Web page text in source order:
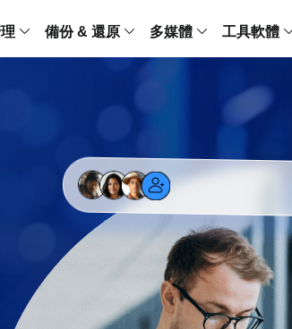
Wizard for Mac
(IOS & Android)
援
Recovery
磁區
Windows
Data
熱門教學
SD 卡救援
USB 救援
Data
Data
Android
Data
Data
Data
照片修復
線上工具
(線上) 影片
(線上) 照片
Partition Master Mac
Mac 磁碟分割管理工具
Disk Copy
磁碟克隆工具
備份 & 還原
Todo Backup
個人備份還原方案
Todo Backup
工作站和伺服器備份解
Central Management
集中管理並遠端遙控備份
System Deploy
多媒體
螢幕錄影
錄影
擷取電
(線上)
免費線
影片與音訊工具
工具軟體
MobiMover
傳輸 IPhone 資料
電腦之間轉移程式
ChatTrans
WhatsApp 傳輸軟體